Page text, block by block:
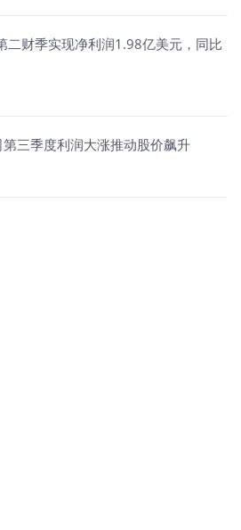
二财季实现净利润1.98亿美元，同比
三季度利润大涨推动股价飙升